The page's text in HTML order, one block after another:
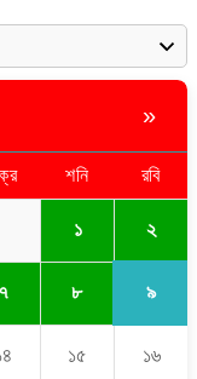
»
শনি রবি
১ ২
৭ ৮ ৯
১৫ ১৬